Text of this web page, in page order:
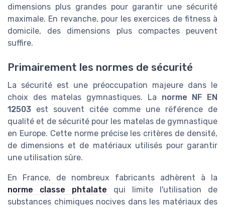
dimensions plus grandes pour garantir une sécurité
maximale. En revanche, pour les exercices de fitness à
domicile, des dimensions plus compactes peuvent
suffire.
Primairement les normes de sécurité
La sécurité est une préoccupation majeure dans le
choix des matelas gymnastiques. La norme NF EN
12503 est souvent citée comme une référence de
qualité et de sécurité pour les matelas de gymnastique
en Europe. Cette norme précise les critères de densité,
de dimensions et de matériaux utilisés pour garantir
une utilisation sûre.
En France, de nombreux fabricants adhèrent à la
norme classe phtalate qui limite l'utilisation de
substances chimiques nocives dans les matériaux des